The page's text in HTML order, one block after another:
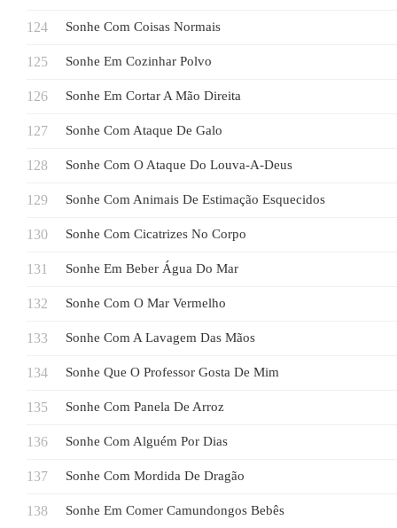
Sonhe Com Coisas Normais
Sonhe Em Cozinhar Polvo
Sonhe Em Cortar A Mão Direita
Sonhe Com Ataque De Galo
Sonhe Com O Ataque Do Louva-A-Deus
Sonhe Com Animais De Estimação Esquecidos
Sonhe Com Cicatrizes No Corpo
Sonhe Em Beber Água Do Mar
Sonhe Com O Mar Vermelho
Sonhe Com A Lavagem Das Mãos
Sonhe Que O Professor Gosta De Mim
Sonhe Com Panela De Arroz
Sonhe Com Alguém Por Dias
Sonhe Com Mordida De Dragão
Sonhe Em Comer Camundongos Bebês